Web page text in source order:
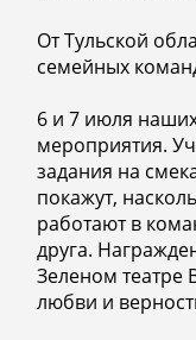
От Тульской
семейных
6 и 7 июля
мероприятия.
задания на
покажут,
работают в
друга.
Зеленом театре
любви и